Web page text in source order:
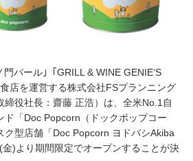
バール｣「GRILL & WINE GENIE‘S
店を運営する株式会社FSプランニング
締役社長：齋藤 正浩）は、全米No.1自
ド「Doc Popcorn（ドックポップコー
ク型店舗「Doc Popcorn ヨドバシAkiba
)より期間限定でオープンすることが決